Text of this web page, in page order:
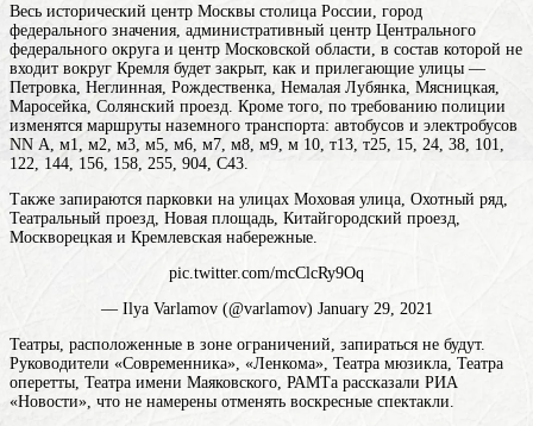
Весь исторический центр Москвы столица России, город
федерального значения, административный центр Центрального
федерального округа и центр Московской области, в состав которой не
входит вокруг Кремля будет закрыт, как и прилегающие улицы —
Петровка, Неглинная, Рождественка, Немалая Лубянка, Мясницкая,
Маросейка, Солянский проезд. Кроме того, по требованию полиции
изменятся маршруты наземного транспорта: автобусов и электробусов
NN А, м1, м2, м3, м5, м6, м7, м8, м9, м 10, т13, т25, 15, 24, 38, 101,
122, 144, 156, 158, 255, 904, С43.
Также запираются парковки на улицах Моховая улица, Охотный ряд,
Театральный проезд, Новая площадь, Китайгородский проезд,
Москворецкая и Кремлевская набережные.
pic.twitter.com/mcClcRy9Oq
— Ilya Varlamov (@varlamov) January 29, 2021
Театры, расположенные в зоне ограничений, запираться не будут.
Руководители «Современника», «Ленкома», Театра мюзикла, Театра
оперетты, Театра имени Маяковского, РАМТа рассказали РИА
«Новости», что не намерены отменять воскресные спектакли.